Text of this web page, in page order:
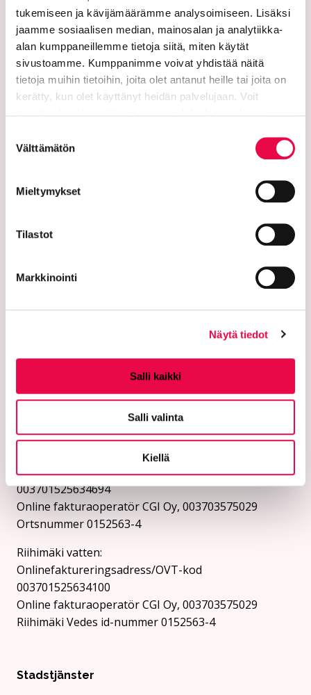
tukemiseen ja kävijämäärämme analysoimiseen. Lisäksi
jaamme sosiaalisen median, mainosalan ja analytiikka-
alan kumppaneillemme tietoja siitä, miten käytät
sivustoamme. Kumppanimme voivat yhdistää näitä
tietoja muihin tietoihin, joita olet antanut heille tai joita on
kerätty, kun olet käyttänyt heidän palvelujaan. Voit
valinta
Välttämätön
Mieltymykset
Tilastot
Markkinointi
Näytä tiedot
Salli kaikki
Salli valinta
Kiellä
Staden Riihimäki
11101 Riihimäki
Skicka inte personlig information eller känslig
Onlinefaktureringsadresser:
Skicka fakturor som e-fakturor till e-
emot fakturor som e-postbilagor.
Onlinefaktureringsadress/OVT-kod
003701525634694
Online fakturaoperatör CGI Oy, 003703575029
Ortsnummer 0152563-4
Riihimäki vatten:
Onlinefaktureringsadress/OVT-kod
003701525634100
Online fakturaoperatör CGI Oy, 003703575029
Riihimäki Vedes id-nummer 0152563-4
Stadstjänster